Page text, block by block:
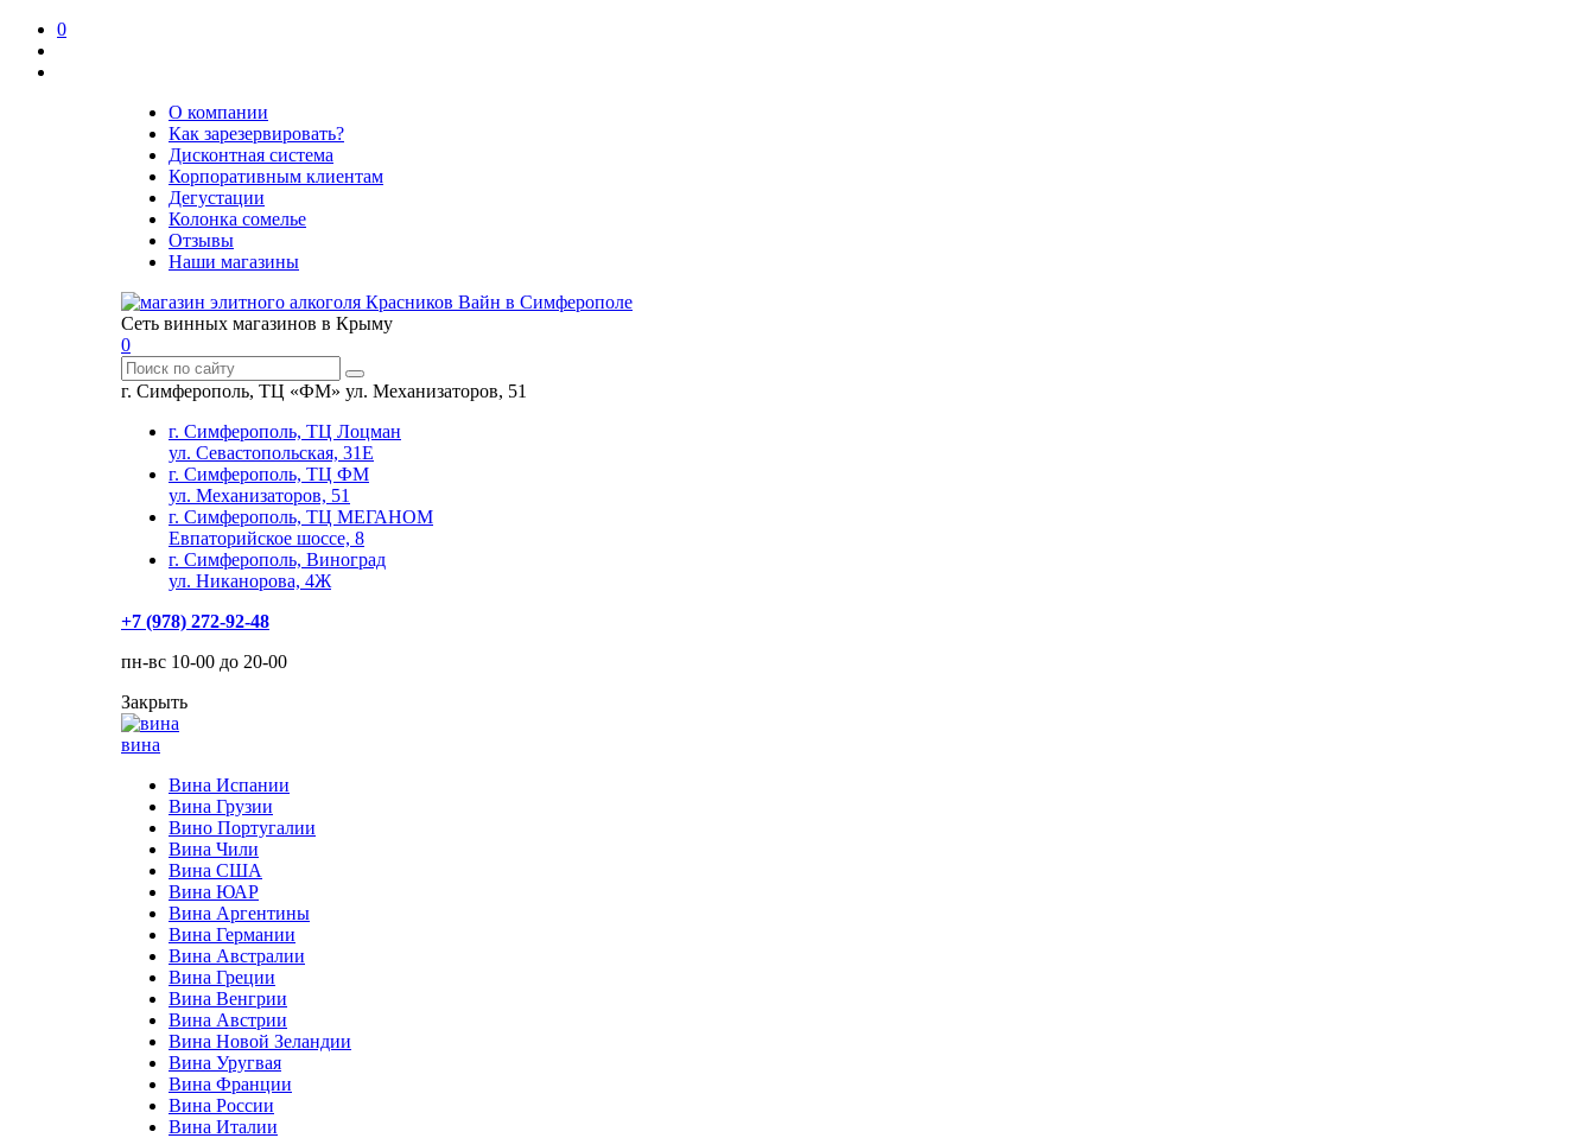
0
О компании
Как зарезервировать?
Дисконтная система
Корпоративным клиентам
Дегустации
Колонка сомелье
Отзывы
Наши магазины
Сеть винных магазинов в Крыму
0
г. Симферополь, ТЦ «ФМ» ул. Механизаторов, 51
г. Симферополь, ТЦ Лоцман
ул. Севастопольская, 31Е
г. Симферополь, ТЦ ФМ
ул. Механизаторов, 51
г. Симферополь, ТЦ МЕГАНОМ
Евпаторийское шоссе, 8
г. Симферополь, Виноград
ул. Никанорова, 4Ж
+7 (978) 272-92-48
пн-вс 10-00 до 20-00
Закрыть
вина
Вина Испании
Вина Грузии
Вино Португалии
Вина Чили
Вина США
Вина ЮАР
Вина Аргентины
Вина Германии
Вина Австралии
Вина Греции
Вина Венгрии
Вина Австрии
Вина Новой Зеландии
Вина Уругвая
Вина Франции
Вина России
Вина Италии